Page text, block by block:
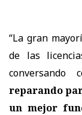
“La gran
de las
reparando
un mejor